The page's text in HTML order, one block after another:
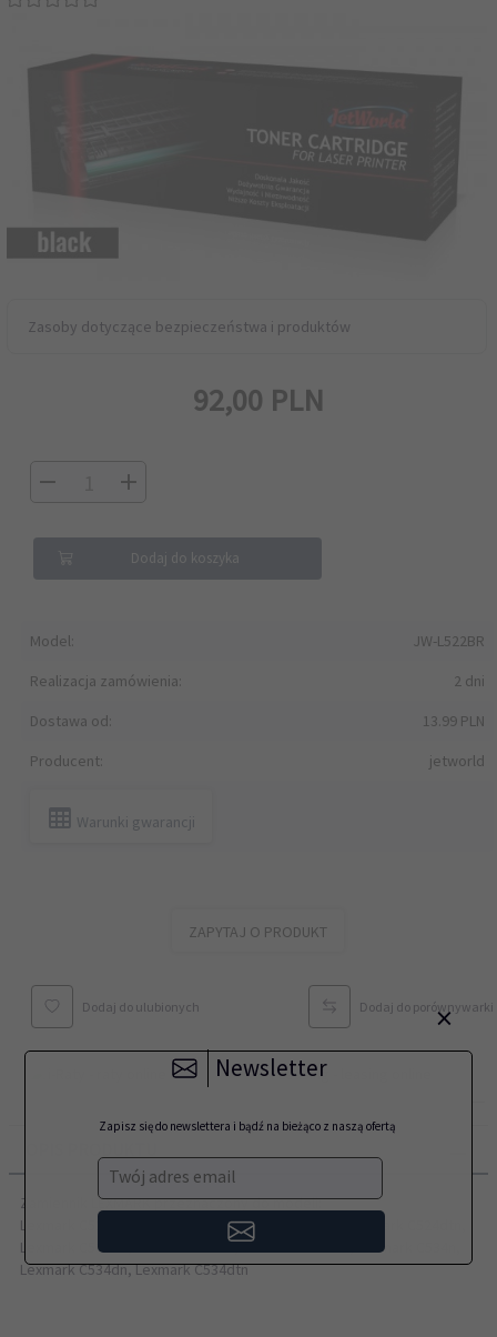
Zasoby dotyczące bezpieczeństwa i produktów
Model:
JW-L522BR
Realizacja zamówienia:
2 dni
Dostawa od:
13.99 PLN
Producent:
jetworld
Warunki gwarancji
92,00 PLN
ZAPYTAJ O PRODUKT
Dodaj do koszyka
Dodaj do ulubionych Dodaj do porównywarki
Zamiennik LEXMARK przeznaczony do modeli:
Lexmark C522n, Lexmark C524n, Lexmark C524dn, Lexmark C524dtn,
Lexmark C530dn, Lexmark C532n, Lexmark C532dn, Lexmark C534n,
Lexmark C534dn, Lexmark C534dtn
×
Newsletter
Zapisz się do newslettera i bądź na bieżąco z naszą ofertą
Twój adres email